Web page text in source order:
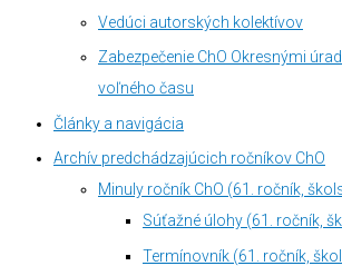
Vedúci autorských kolektívov
Zabezpečenie ChO Okresnými
voľného času
Články a navigácia
Archív predchádzajúcich ročníkov ChO
Minuly ročník ChO (61. ročník,
Súťažné úlohy (61. ročník,
Termínovník (61. ročník,